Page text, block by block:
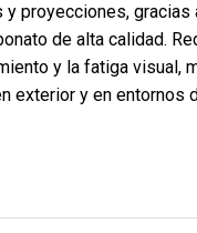
y proyecciones, gracias
de alta calidad.
y la fatiga visual,
exterior y en entornos